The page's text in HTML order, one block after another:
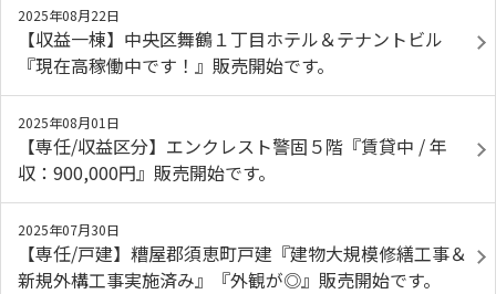
2025年08月22日
【収益一棟】中央区舞鶴１丁目ホテル＆テナントビル
『現在高稼働中です！』販売開始です。
2025年08月01日
【専任/収益区分】エンクレスト警固５階『賃貸中 / 年
収：900,000円』販売開始です。
2025年07月30日
【専任/戸建】糟屋郡須恵町戸建『建物大規模修繕工事＆
新規外構工事実施済み』『外観が◎』販売開始です。